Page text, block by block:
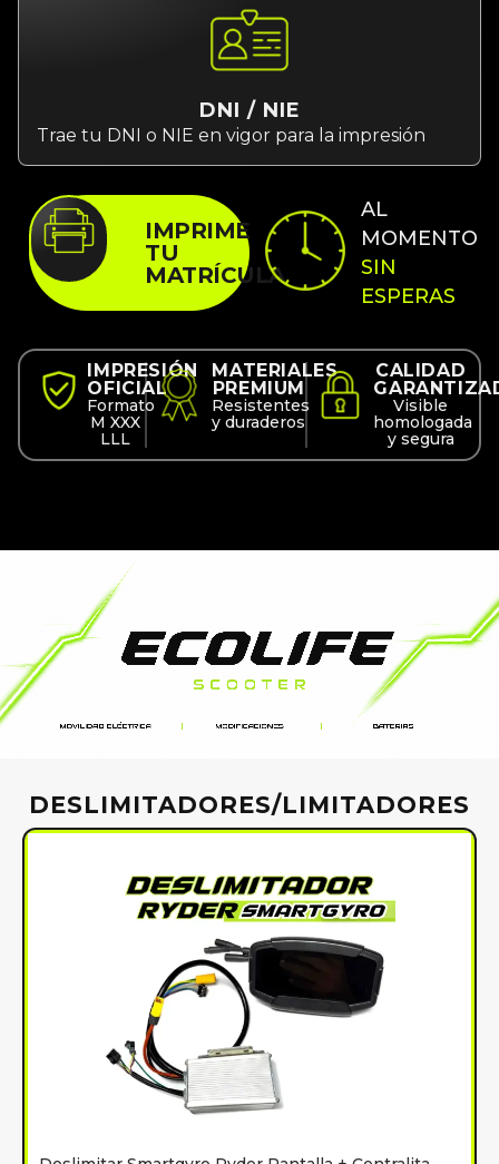
DNI / NIE
Trae tu DNI o NIE en vigor para la impresión
IMPRIME
TU
MATRÍCULA
AL
MOMENTO
SIN
ESPERAS
IMPRESIÓN
OFICIAL
Formato
M XXX
LLL
MATERIALES
PREMIUM
Resistentes
y duraderos
CALIDAD
Visible
homologada
y segura
DESLIMITADORES/LIMITADORES